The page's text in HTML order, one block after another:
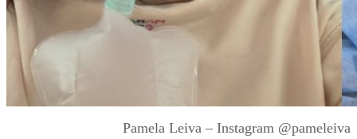
Pamela Leiva – Instagram @pameleiva